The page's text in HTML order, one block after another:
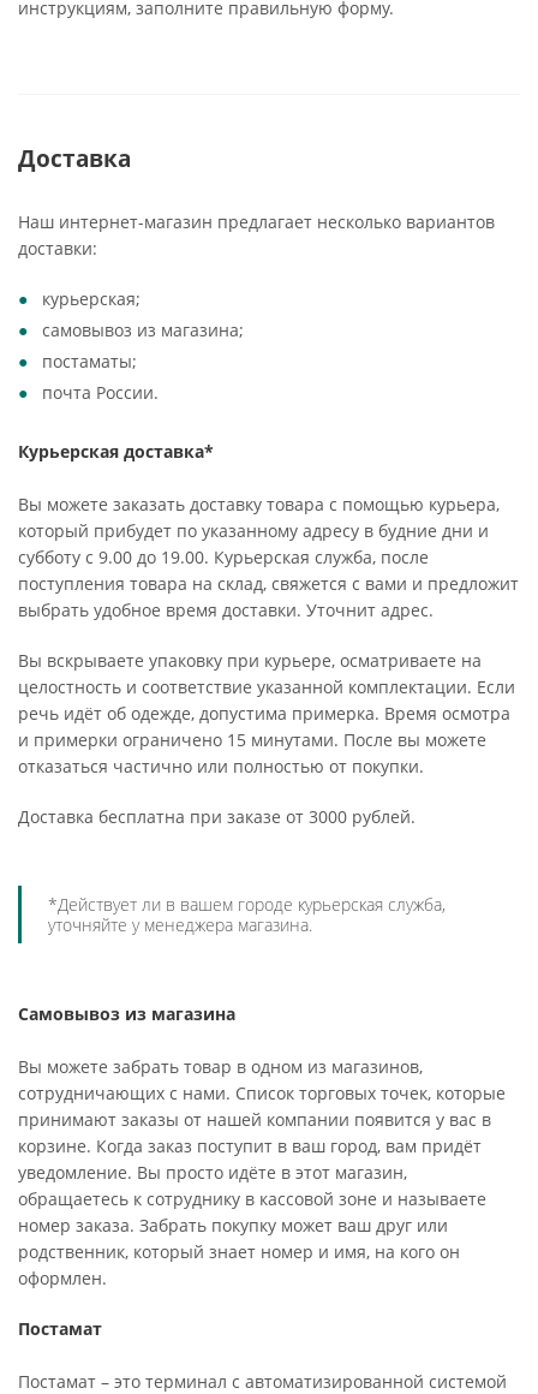
инструкциям, заполните правильную форму.
Доставка
Наш интернет-магазин предлагает несколько вариантов
доставки:
курьерская;
самовывоз из магазина;
постаматы;
почта России.
Курьерская доставка*
Вы можете заказать доставку товара с помощью курьера,
который прибудет по указанному адресу в будние дни и
субботу с 9.00 до 19.00. Курьерская служба, после
поступления товара на склад, свяжется с вами и предложит
выбрать удобное время доставки. Уточнит адрес.
Вы вскрываете упаковку при курьере, осматриваете на
целостность и соответствие указанной комплектации. Если
речь идёт об одежде, допустима примерка. Время осмотра
и примерки ограничено 15 минутами. После вы можете
отказаться частично или полностью от покупки.
Доставка бесплатна при заказе от 3000 рублей.
*Действует ли в вашем городе курьерская служба,
уточняйте у менеджера магазина.
Самовывоз из магазина
Вы можете забрать товар в одном из магазинов,
сотрудничающих с нами. Список торговых точек, которые
принимают заказы от нашей компании появится у вас в
корзине. Когда заказ поступит в ваш город, вам придёт
уведомление. Вы просто идёте в этот магазин,
обращаетесь к сотруднику в кассовой зоне и называете
номер заказа. Забрать покупку может ваш друг или
родственник, который знает номер и имя, на кого он
оформлен.
Постамат
Постамат – это терминал с автоматизированной системой